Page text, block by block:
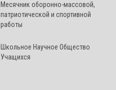
Месячник оборонно-массовой,
патриотической и спортивной
работы
Школьное Научное Общество
Учащихся